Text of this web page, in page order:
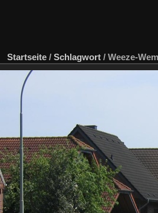
Startseite / Schlagwort / Weeze-